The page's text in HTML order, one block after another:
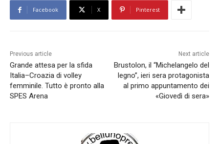
Facebook X Pinterest
Previous article
Grande attesa per la sfida
Italia–Croazia di volley
femminile. Tutto è pronto alla
SPES Arena
Next article
Brustolon, il “Michelangelo del
legno”, ieri sera protagonista
al primo appuntamento dei
«Giovedì di sera»